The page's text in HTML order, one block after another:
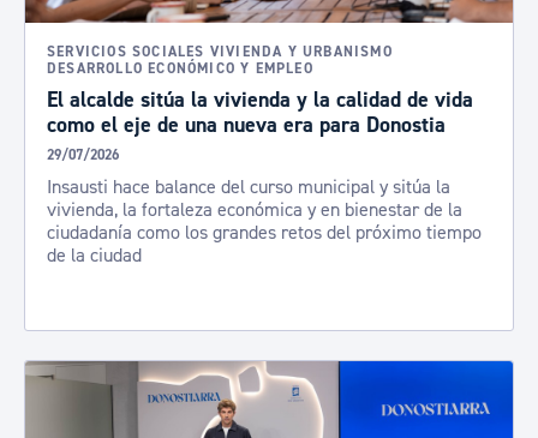
SERVICIOS SOCIALES VIVIENDA Y URBANISMO
DESARROLLO ECONÓMICO Y EMPLEO
El alcalde sitúa la vivienda y la calidad de vida
como el eje de una nueva era para Donostia
29/07/2026
Insausti hace balance del curso municipal y sitúa la
vivienda, la fortaleza económica y en bienestar de la
ciudadanía como los grandes retos del próximo tiempo
de la ciudad